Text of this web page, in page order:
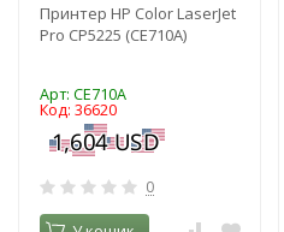
Принтер HP Color LaserJet
Pro CP5225 (CE710A)
Арт: CE710A
Код: 36620
0